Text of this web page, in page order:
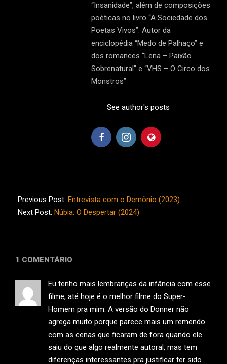
“Insanidade”, além de composições
poéticas no livro “A Sociedade dos
Poetas Vivos”. Autor da
enciclopédia “Medo de Palhaço” e
dos romances “Lena – Paixão
Sobrenatural” e “VHS – O Circo dos
Monstros”
See author's posts
05-
06
Previous Post: Entrevista com o Demônio (2023)
Next Post: Núbia: O Despertar (2024)
1 COMENTÁRIO
Eu tenho mais lembranças da infância com esse
filme, até hoje é o melhor filme do Super-
Homem pra mim. A versão do Donner não
agrega muito porque parece mais um remendo
com as cenas que ficaram de fora quando ele
saiu do que algo realmente autoral, mas tem
diferenças interessantes pra justificar ter sido